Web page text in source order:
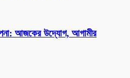
আজকের উদ্যোগ, আগামীর